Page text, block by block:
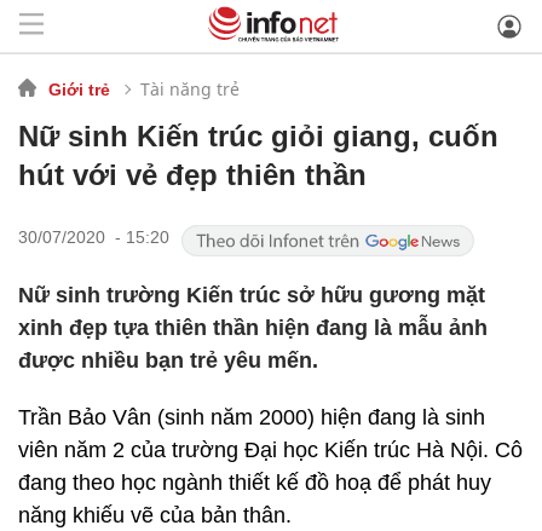
Giới trẻ Tài năng trẻ
Nữ sinh Kiến trúc giỏi giang, cuốn
hút với vẻ đẹp thiên thần
30/07/2020 - 15:20
Nữ sinh trường Kiến trúc sở hữu gương mặt
xinh đẹp tựa thiên thần hiện đang là mẫu ảnh
được nhiều bạn trẻ yêu mến.
Trần Bảo Vân (sinh năm 2000) hiện đang là sinh
viên năm 2 của trường Đại học Kiến trúc Hà Nội. Cô
đang theo học ngành thiết kế đồ hoạ để phát huy
năng khiếu vẽ của bản thân.